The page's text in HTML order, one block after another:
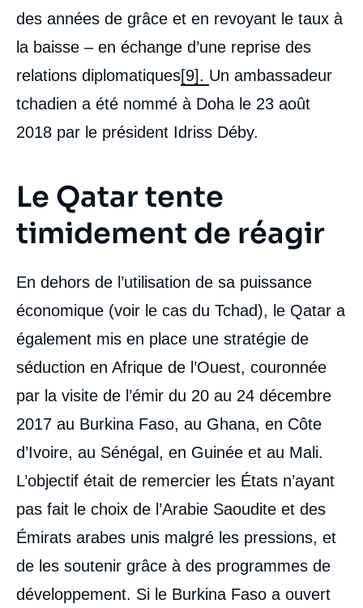
des années de grâce et en revoyant le taux à
la baisse – en échange d’une reprise des
relations diplomatiques[9]. Un ambassadeur
tchadien a été nommé à Doha le 23 août
2018 par le président Idriss Déby.
Le Qatar tente
timidement de réagir
En dehors de l’utilisation de sa puissance
économique (voir le cas du Tchad), le Qatar a
également mis en place une stratégie de
séduction en Afrique de l’Ouest, couronnée
par la visite de l’émir du 20 au 24 décembre
2017 au Burkina Faso, au Ghana, en Côte
d’Ivoire, au Sénégal, en Guinée et au Mali.
L’objectif était de remercier les États n’ayant
pas fait le choix de l’Arabie Saoudite et des
Émirats arabes unis malgré les pressions, et
de les soutenir grâce à des programmes de
développement. Si le Burkina Faso a ouvert
de
couverture
de
la
publication